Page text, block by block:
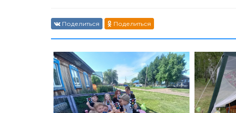
Поделиться Поделиться